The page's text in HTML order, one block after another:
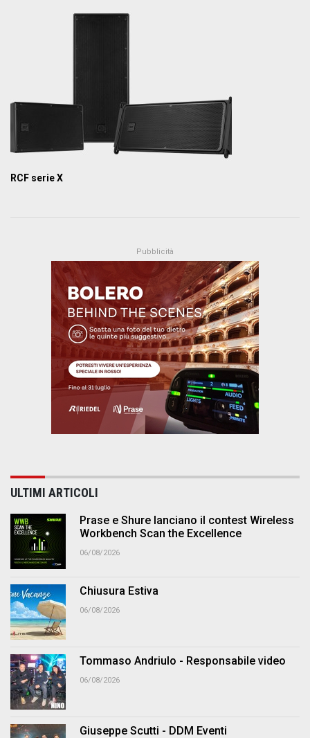
RCF serie X
ULTIMI ARTICOLI
Prase e Shure lanciano il contest Wireless
Workbench Scan the Excellence
06/08/2026
Chiusura Estiva
06/08/2026
Tommaso Andriulo - Responsabile video
06/08/2026
Giuseppe Scutti - DDM Eventi